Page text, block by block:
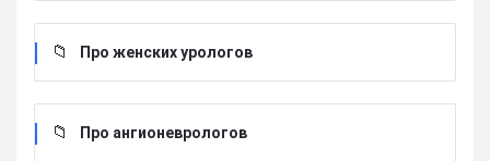
Про женских урологов
Про ангионеврологов